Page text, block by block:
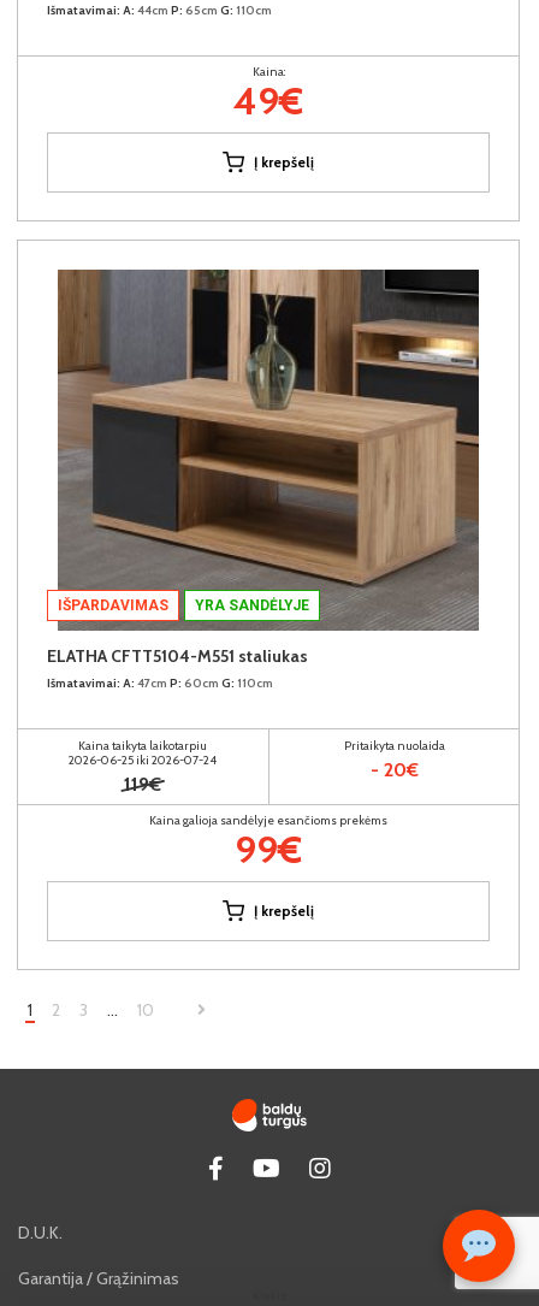
Išmatavimai: A: 44cm P: 65cm G: 110cm
Kaina:
49€
Į krepšelį
IŠPARDAVIMAS YRA SANDĖLYJE
ELATHA CFTT5104-M551 staliukas
Išmatavimai: A: 47cm P: 60cm G: 110cm
Kaina taikyta laikotarpiu
2026-06-25 iki 2026-07-24
119€
Pritaikyta nuolaida
- 20€
Kaina galioja sandėlyje esančioms prekėms
99€
Į krepšelį
1 2 3 … 10
D.U.K.
Garantija / Grąžinimas